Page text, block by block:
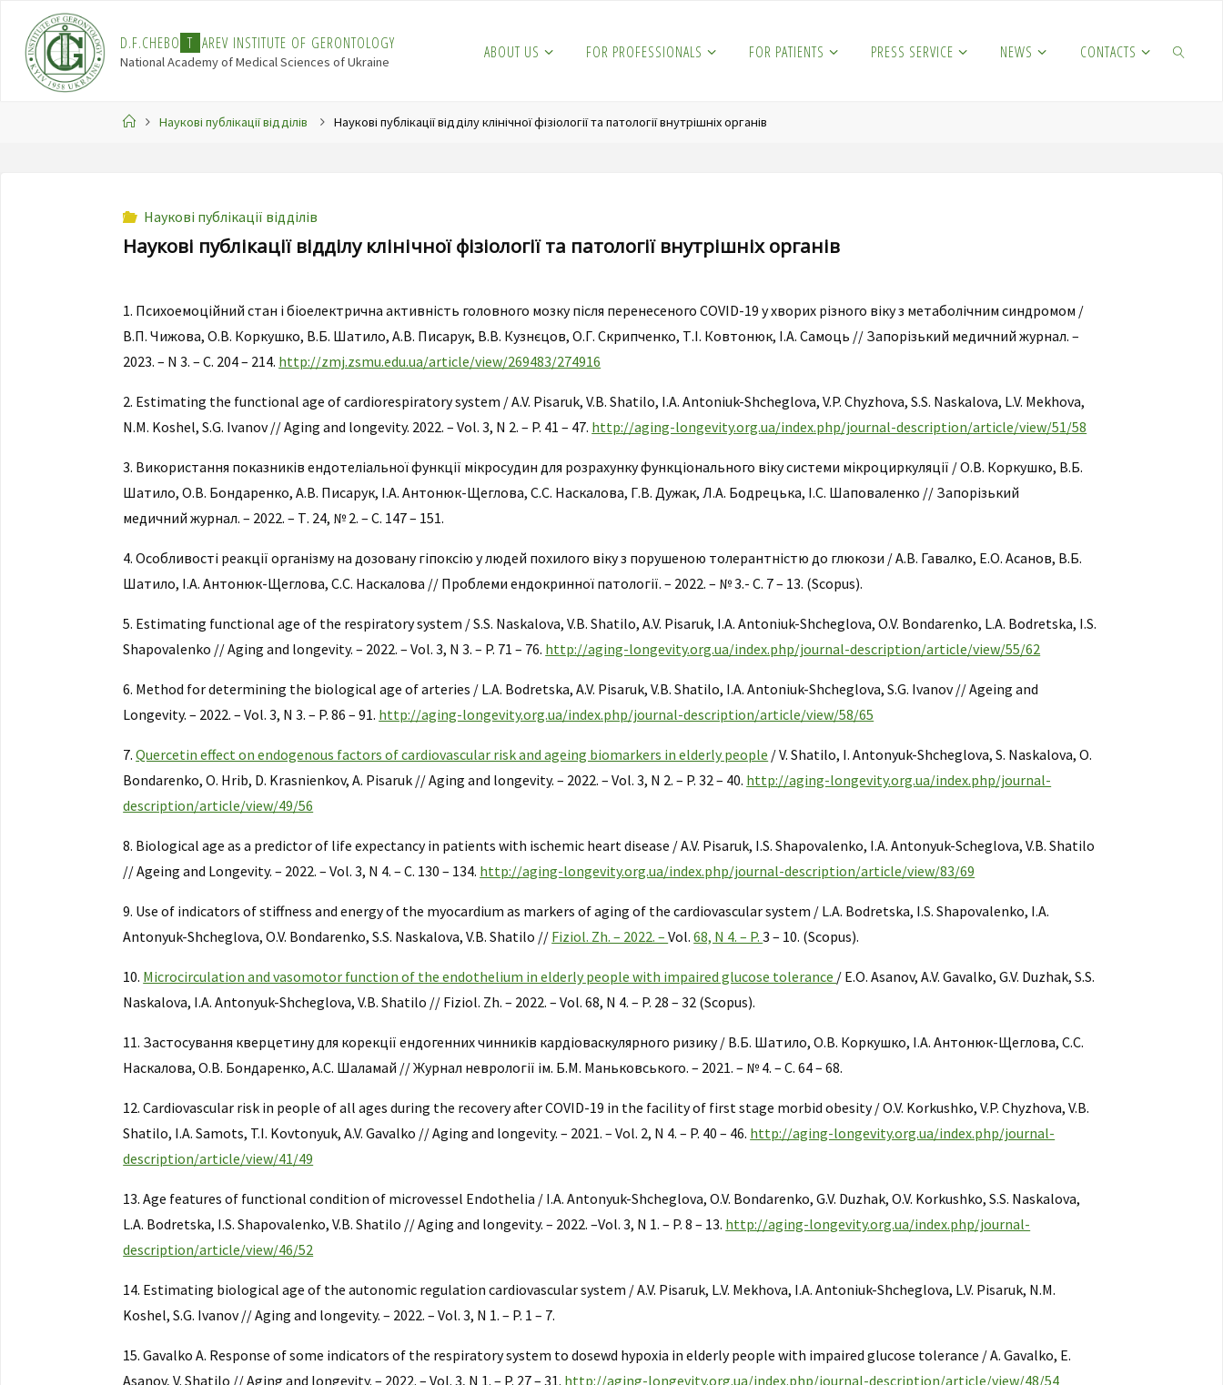
content
D.F.CHEBO T AREV INSTITUTE OF GERONTOLOGY
National Academy of Medical Sciences of Ukraine ABOUT US FOR PROFESSIONALS FOR PATIENTS PRESS SERVICE NEWS CONTACTS
HomeНаукові публікації відділів Наукові публікації відділу клінічної фізіології та патології внутрішніх органів
Наукові публікації відділів
Наукові публікації відділу клінічної фізіології та патології внутрішніх органів
1. Психоемоційний стан і біоелектрична активність головного мозку після перенесеного COVID-19 у хворих різного віку з метаболічним синдромом /
В.П. Чижова, О.В. Коркушко, В.Б. Шатило, А.В. Писарук, В.В. Кузнєцов, О.Г. Скрипченко, Т.І. Ковтонюк, І.А. Самоць // Запорізький медичний журнал. –
2023. – N 3. – C. 204 – 214. http://zmj.zsmu.edu.ua/article/view/269483/274916
2. Estimating the functional age of cardiorespiratory system / A.V. Pisaruk, V.B. Shatilo, I.A. Antoniuk-Shcheglova, V.P. Chyzhova, S.S. Naskalova, L.V. Mekhova,
N.M. Koshel, S.G. Ivanov // Aging and longevity. 2022. – Vol. 3, N 2. – P. 41 – 47. http://aging-longevity.org.ua/index.php/journal-description/article/view/51/58
3. Використання показників ендотеліальної функції мікросудин для розрахунку функціонального віку системи мікроциркуляції / О.В. Коркушко, В.Б.
Шатило, О.В. Бондаренко, А.В. Писарук, І.А. Антонюк-Щеглова, С.С. Наскалова, Г.В. Дужак, Л.А. Бодрецька, І.С. Шаповаленко // Запорізький
медичний журнал. – 2022. – Т. 24, № 2. – С. 147 – 151.
4. Особливості реакції організму на дозовану гіпоксію у людей похилого віку з порушеною толерантністю до глюкози / А.В. Гавалко, Е.О. Асанов, В.Б.
Шатило, І.А. Антонюк-Щеглова, С.С. Наскалова // Проблеми ендокринної патології. – 2022. – № 3.- C. 7 – 13. (Scopus).
5. Estimating functional age of the respiratory system / S.S. Naskalova, V.B. Shatilo, A.V. Pisaruk, I.A. Antoniuk-Shcheglova, O.V. Bondarenko, L.A. Bodretska, I.S.
Shapovalenko // Aging and longevity. – 2022. – Vol. 3, N 3. – P. 71 – 76. http://aging-longevity.org.ua/index.php/journal-description/article/view/55/62
6. Method for determining the biological age of arteries / L.A. Bodretska, A.V. Pisaruk, V.B. Shatilo, I.A. Antoniuk-Shcheglova, S.G. Ivanov // Ageing and
Longevity. – 2022. – Vol. 3, N 3. – P. 86 – 91. http://aging-longevity.org.ua/index.php/journal-description/article/view/58/65
7.Quercetin effect on endogenous factors of cardiovascular risk and ageing biomarkers in elderly people / V. Shatilo, I. Antonyuk-Shcheglova, S. Naskalova, O.
Bondarenko, O. Hrib, D. Krasnienkov, A. Pisaruk // Aging and longevity. – 2022. – Vol. 3, N 2. – P. 32 – 40. http://aging-longevity.org.ua/index.php/journal-
description/article/view/49/56
8. Biological age as a predictor of life expectancy in patients with ischemic heart disease / A.V. Pisaruk, I.S. Shapovalenko, I.A. Antonyuk-Scheglova, V.B. Shatilo
// Ageing and Longevity. – 2022. – Vol. 3, N 4. – С. 130 – 134. http://aging-longevity.org.ua/index.php/journal-description/article/view/83/69
9. Use of indicators of stiffness and energy of the myocardium as markers of aging of the cardiovascular system / L.A. Bodretska, I.S. Shapovalenko, I.A.
Antonyuk-Shcheglova, O.V. Bondarenko, S.S. Naskalova, V.B. Shatilo // Fiziol. Zh. – 2022. –Vol.68, N 4. – P.3 – 10. (Scopus).
10. Microcirculation and vasomotor function of the endothelium in elderly people with impaired glucose tolerance / E.O. Asanov, A.V. Gavalko, G.V. Duzhak, S.S.
Naskalova, І.А. Antonyuk-Shcheglova, V.B. Shatilo // Fiziol. Zh. – 2022. – Vol. 68, N 4. – P. 28 – 32 (Scopus).
11. Застосування кверцетину для корекції ендогенних чинників кардіоваскулярного ризику / В.Б. Шатило, О.В. Коркушко, І.А. Антонюк-Щеглова, С.С.
Наскалова, О.В. Бондаренко, А.С. Шаламай // Журнал неврології ім. Б.М. Маньковського. – 2021. – № 4. – C. 64 – 68.
12. Cardiovascular risk in people of all ages during the recovery after COVID-19 in the facility of first stage morbid obesity / O.V. Korkushko, V.P. Chyzhova, V.B.
Shatilo, I.A. Samots, T.I. Kovtonyuk, A.V. Gavalko // Aging and longevity. – 2021. – Vol. 2, N 4. – P. 40 – 46. http://aging-longevity.org.ua/index.php/journal-
description/article/view/41/49
13. Age features of functional condition of microvessel Endothelia / I.A. Antonyuk-Shcheglova, O.V. Bondarenko, G.V. Duzhak, O.V. Korkushko, S.S. Naskalova,
L.A. Bodretska, I.S. Shapovalenko, V.B. Shatilo // Aging and longevity. – 2022. –Vol. 3, N 1. – P. 8 – 13. http://aging-longevity.org.ua/index.php/journal-
description/article/view/46/52
14. Estimating biological age of the autonomic regulation cardiovascular system / A.V. Pisaruk, L.V. Mekhova, I.A. Antoniuk-Shcheglova, L.V. Pisaruk, N.M.
Koshel, S.G. Ivanov // Aging and longevity. – 2022. – Vol. 3, N 1. – P. 1 – 7.
15. Gavalko A. Response of some indicators of the respiratory system to dosewd hypoxia in elderly people with impaired glucose tolerance / A. Gavalko, E.
Asanov, V. Shatilo // Aging and longevity. – 2022. – Vol. 3, N 1. – P. 27 – 31. http://aging-longevity.org.ua/index.php/journal-description/article/view/48/54